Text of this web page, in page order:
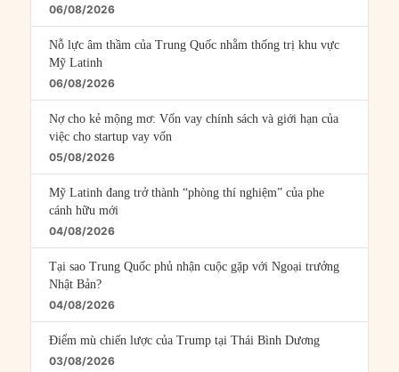
06/08/2026
Nỗ lực âm thầm của Trung Quốc nhằm thống trị khu vực
Mỹ Latinh
06/08/2026
Nợ cho kẻ mộng mơ: Vốn vay chính sách và giới hạn của
việc cho startup vay vốn
05/08/2026
Mỹ Latinh đang trở thành “phòng thí nghiệm” của phe
cánh hữu mới
04/08/2026
Tại sao Trung Quốc phủ nhận cuộc gặp với Ngoại trưởng
Nhật Bản?
04/08/2026
Điểm mù chiến lược của Trump tại Thái Bình Dương
03/08/2026